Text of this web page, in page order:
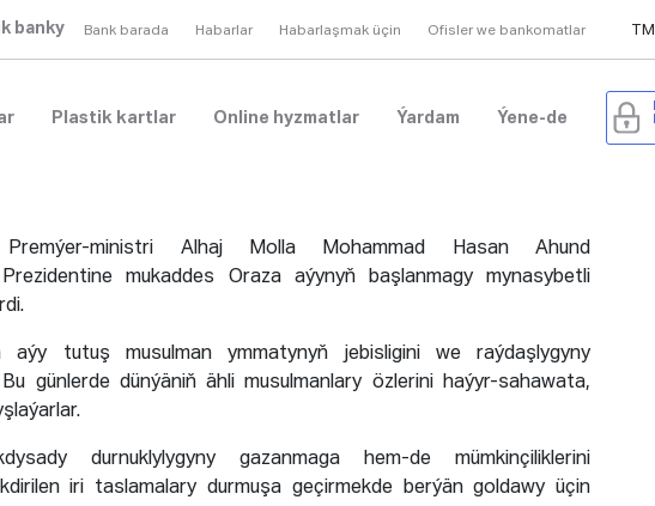
banky Bank barada Habarlar Habarlaşmak üçin Ofisler we bankomatlar TM
Plastik kartlar Online hyzmatlar Ýardam Ýene-de
Premýer-ministri Alhaj Molla Mohammad Hasan Ahund
Prezidentine mukaddes Oraza aýynyň başlanmagy mynasybetli
aýy tutuş musulman ymmatynyň jebisligini we raýdaşlygyny
günlerde dünýäniň ähli musulmanlary özlerini haýyr-sahawata,
durnuklylygyny gazanmaga hem-de mümkinçiliklerini
iri taslamalary durmuşa geçirmekde berýän goldawy üçin